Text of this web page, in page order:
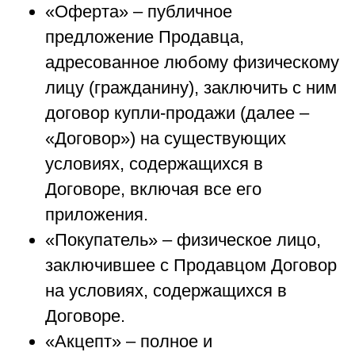
«Оферта» – публичное
предложение Продавца,
адресованное любому физическому
лицу (гражданину), заключить с ним
договор купли-продажи (далее –
«Договор») на существующих
условиях, содержащихся в
Договоре, включая все его
приложения.
«Покупатель» – физическое лицо,
заключившее с Продавцом Договор
на условиях, содержащихся в
Договоре.
«Акцепт» – полное и